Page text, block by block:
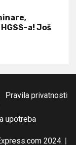
a! Još
Pravila privatnosti
upotreba
2024. |